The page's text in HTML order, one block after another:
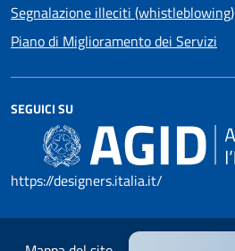
Segnalazione illeciti (whistleblowing)
Piano di Miglioramento dei Servizi
SEGUICI SU
https://designers.italia.it/